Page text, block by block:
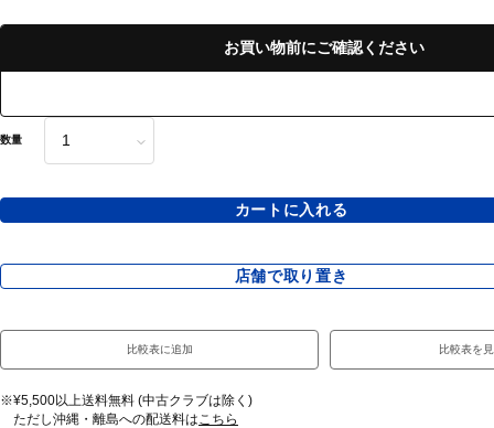
お買い物前にご確認ください
数量
カートに入れる
店舗で取り置き
比較表に追加 比較表を
※¥5,500以上送料無料 (中古クラブは除く)
ただし沖縄・離島への配送料は こちら